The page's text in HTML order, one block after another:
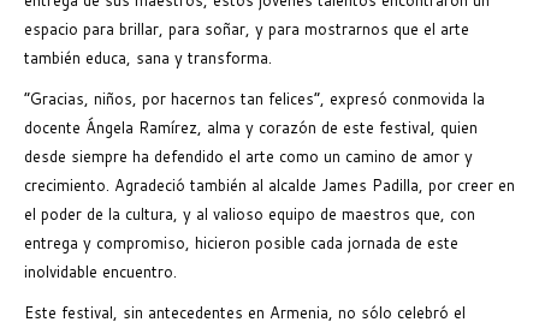
espacio para brillar, para soñar, y para mostrarnos que el arte
también educa, sana y transforma.
“Gracias, niños, por hacernos tan felices”, expresó conmovida la
docente Ángela Ramírez, alma y corazón de este festival, quien
desde siempre ha defendido el arte como un camino de amor y
crecimiento. Agradeció también al alcalde James Padilla, por creer en
el poder de la cultura, y al valioso equipo de maestros que, con
entrega y compromiso, hicieron posible cada jornada de este
inolvidable encuentro.
Este festival, sin antecedentes en Armenia, no sólo celebró el